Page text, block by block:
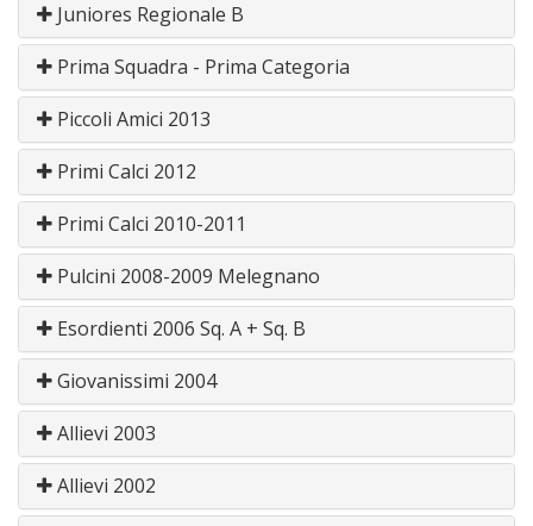
Juniores Regionale B
Prima Squadra - Prima Categoria
Piccoli Amici 2013
Primi Calci 2012
Primi Calci 2010-2011
Pulcini 2008-2009 Melegnano
Esordienti 2006 Sq. A + Sq. B
Giovanissimi 2004
Allievi 2003
Allievi 2002